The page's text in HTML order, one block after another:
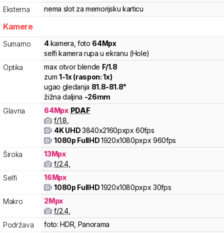
Eksterna
nema slot za memorijsku karticu
Kamere
Sumarno 4kamera foto 64Mpx
selfi kamera rupa u ekranu (Hole)
Optika
max otvor blende F/1.8
zum1-1x (raspon:1x)
ugao gledanja 81.8-81.8°
žižna daljina -26mm
Glavna
64Mpx PDAF
f/1.8
4K UHD3840x2160pxpx60fps
1080p FullHD1920x1080pxpx960fps
Široka
13Mpx
f/2.4,
Selfi
16Mpx
1080p FullHD1920x1080pxpx30fps
Makro
2Mpx
f/2.4,
Podržava
foto: HDR, Panorama